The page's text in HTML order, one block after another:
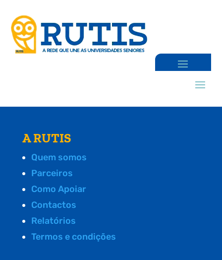
A RUTIS
Quem somos
Parceiros
Como Apoiar
Contactos
Relatórios
Termos e condições